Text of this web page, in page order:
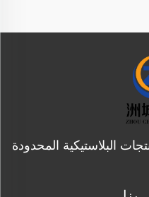
البلاستيكية المحدودة